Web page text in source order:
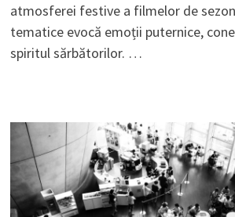
atmosferei festive a filmelor de
tematice evocă emoții puternice,
spiritul sărbătorilor. …